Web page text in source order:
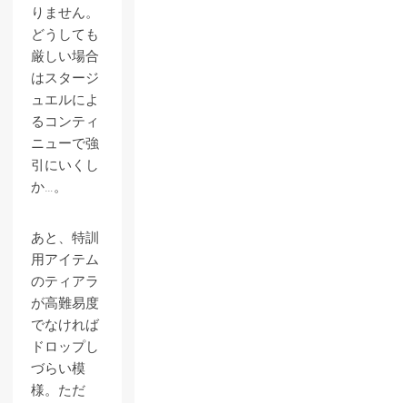
りません。
どうしても
厳しい場合
はスタージ
ュエルによ
るコンティ
ニューで強
引にいくし
か…。
あと、特訓
用アイテム
のティアラ
が高難易度
でなければ
ドロップし
づらい模
様。ただ